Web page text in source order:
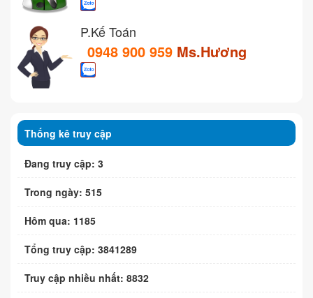
P.Kế Toán
0948 900 959 Ms.Hương
Thống kê truy cập
Đang truy cập: 3
Trong ngày: 515
Hôm qua: 1185
Tổng truy cập: 3841289
Truy cập nhiều nhất: 8832